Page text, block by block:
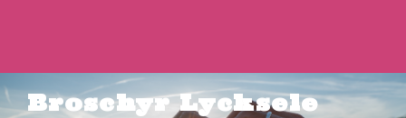
Broschyr Lycksele